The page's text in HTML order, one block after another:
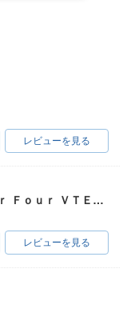
レビューを見る
ＣＢ４００Ｓｕｐｅｒ Ｆｏｕｒ ＶＴＥＣ ＳＰＥＣ３
レビューを見る